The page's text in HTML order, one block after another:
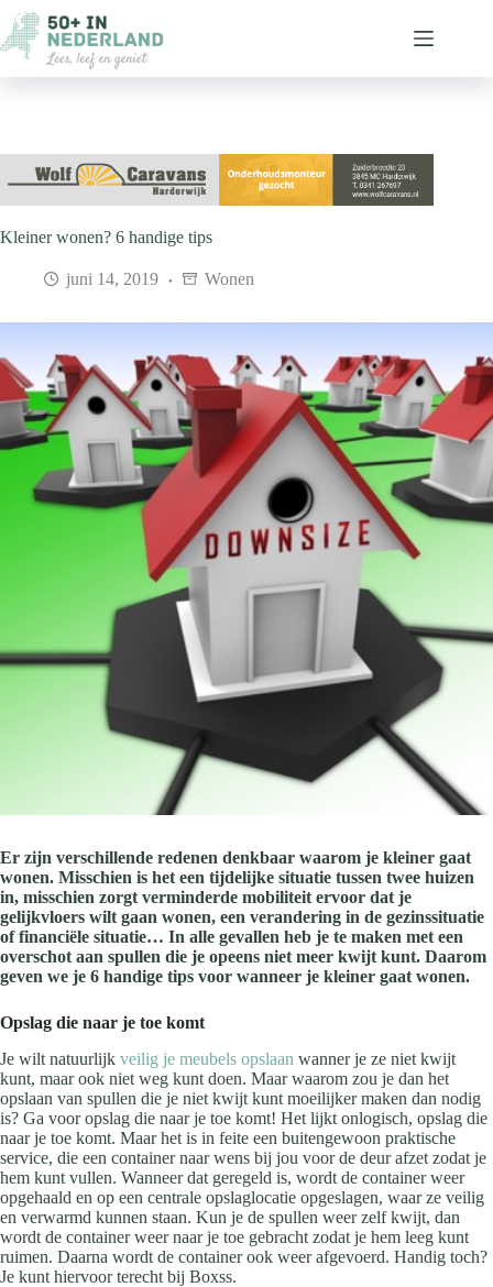
naar
de
inhoud
Kleiner wonen? 6 handige tips
juni 14, 2019 Wonen
Er zijn verschillende redenen denkbaar waarom je kleiner gaat
wonen. Misschien is het een tijdelijke situatie tussen twee huizen
in, misschien zorgt verminderde mobiliteit ervoor dat je
gelijkvloers wilt gaan wonen, een verandering in de gezinssituatie
of financiële situatie… In alle gevallen heb je te maken met een
overschot aan spullen die je opeens niet meer kwijt kunt. Daarom
geven we je 6 handige tips voor wanneer je kleiner gaat wonen.
Opslag die naar je toe komt
Je wilt natuurlijk veilig je meubels opslaan wanner je ze niet kwijt
kunt, maar ook niet weg kunt doen. Maar waarom zou je dan het
opslaan van spullen die je niet kwijt kunt moeilijker maken dan nodig
is? Ga voor opslag die naar je toe komt! Het lijkt onlogisch, opslag die
naar je toe komt. Maar het is in feite een buitengewoon praktische
service, die een container naar wens bij jou voor de deur afzet zodat je
hem kunt vullen. Wanneer dat geregeld is, wordt de container weer
opgehaald en op een centrale opslaglocatie opgeslagen, waar ze veilig
en verwarmd kunnen staan. Kun je de spullen weer zelf kwijt, dan
wordt de container weer naar je toe gebracht zodat je hem leeg kunt
ruimen. Daarna wordt de container ook weer afgevoerd. Handig toch?
Je kunt hiervoor terecht bij Boxss.